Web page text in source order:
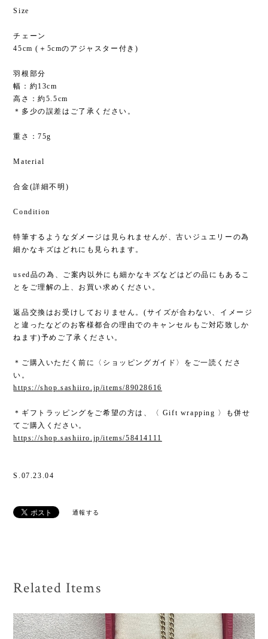
Size
チェーン
45cm (＋5cmのアジャスター付き)
羽根部分
幅：約13cm
高さ：約5.5cm
＊多少の誤差はご了承ください。
重さ：75g
Material
合金(詳細不明)
Condition
特筆するようなダメージは見られませんが、古いジュエリーの為
細かなキズはどれにも見られます。
used品の為、ご案内以外にも細かなキズなどはどの品にもあるこ
とをご理解の上、お買い求めください。
返品交換はお受けしておりません。(サイズが合わない、イメージ
と違ったなどのお客様都合の理由でのキャンセルもご対応致しか
ねます)予めご了承ください。
＊ご購入いただく前に〈ショッピングガイド〉をご一読くださ
い。
https://shop.sashiiro.jp/items/89028616
＊ギフトラッピングをご希望の方は、〈 Gift wrapping 〉も併せ
てご購入ください。
https://shop.sashiiro.jp/items/58414111
S.07.23.04
通報する
Related Items